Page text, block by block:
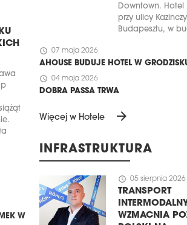
W
Downtown. Hotel
przy ulicy
Budapesztu, w
schedule 07 maja 2026
AHOUSE BUDUJE HOTEL W
schedule 04 maja 2026
DOBRA PASSA TRWA
Więcej w Hotele arrow_forward
INFRASTRUKTURA
schedule 05 sierpnia 2026
TRANSPORT
WZMACNIA